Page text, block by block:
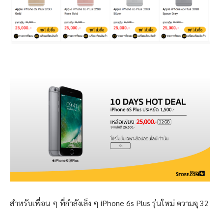
สำหรับเพื่อน ๆ ที่กำลังเล็ง ๆ iPhone 6s Plus รุ่นใหม่ ความจุ 32